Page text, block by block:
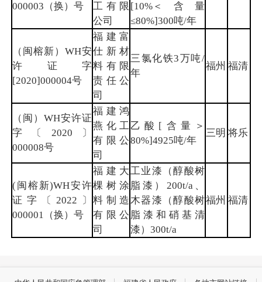
000003（换）号
工有限
公司
[10%＜含量
≤80%]300吨/年
（闽榕新）WH安
许证字
[2020]000004号
福建富
仕新材
料有限
责任公
司
三氯化铁3万吨/
年
福州 福清
（闽）WH安许证
字〔2020〕
000008号
福建鸿
燕化工
有限公
司
乙酸[含量＞
80%]4925吨/年
三明 将乐
(闽榕新)WH安许
证字〔2022〕
000001（换）号
福建大
棵树涂
料制造
有限公
司
工业漆（醇酸树
脂漆）200t/a、
木器漆（醇酸树
脂漆和硝基清
漆）300t/a
福州 福清